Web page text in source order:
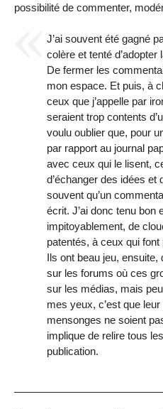
possibilité de commenter,
J’ai souvent été gagné
colère et tenté
De fermer les
mon espace. Et puis, à
ceux que j’appelle par
seraient trop contents
voulu oublier que, pour
par rapport au journal
avec ceux qui le lisent,
d’échanger des idées
souvent qu’un
écrit. J’ai donc tenu bon
impitoyablement, de
patentés, à ceux qui
Ils ont beau jeu,
sur les forums où ces
sur les médias, mais
mes yeux, c’est que
mensonges ne soient
implique de relire tous
publication.